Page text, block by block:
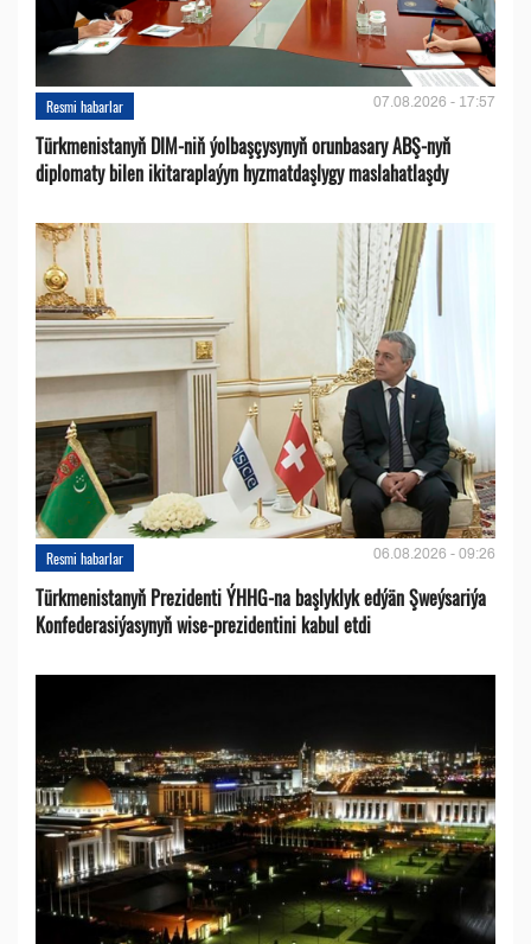
Resmi habarlar 07.08.2026 - 17:57
Türkmenistanyň DIM-niň ýolbaşçysynyň orunbasary ABŞ-nyň
diplomaty bilen ikitaraplaýyn hyzmatdaşlygy maslahatlaşdy
Resmi habarlar 06.08.2026 - 09:26
Türkmenistanyň Prezidenti ÝHHG-na başlyklyk edýän Şweýsariýa
Konfederasiýasynyň wise-prezidentini kabul etdi